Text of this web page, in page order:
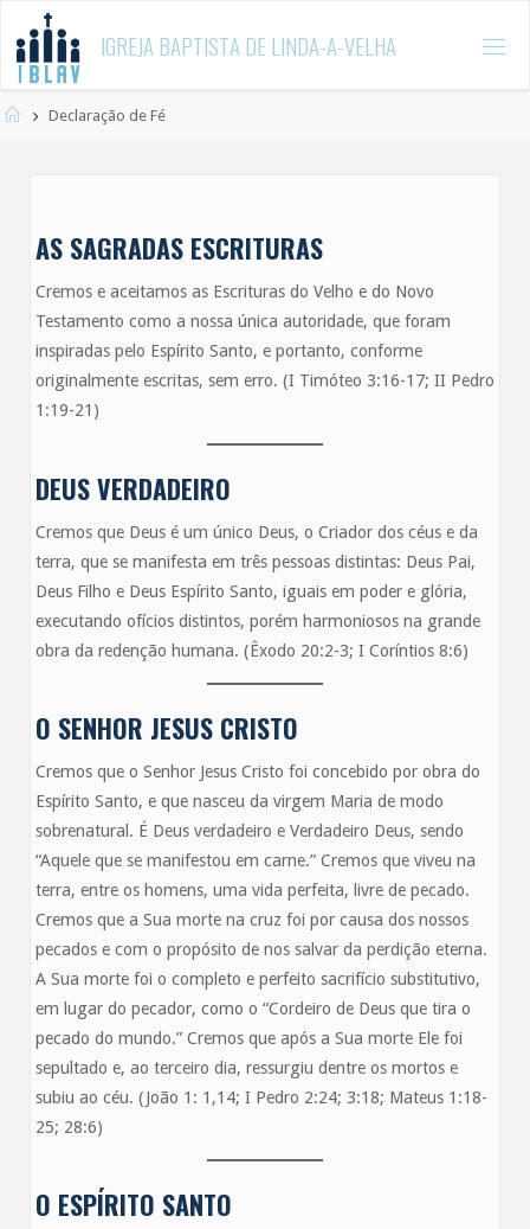
content
IGREJA BAPTISTA DE L INDA-A-VEL HA
HomeDeclaração de Fé
AS SAGRADAS ESCRITURAS
Cremos e aceitamos as Escrituras do Velho e do Novo
Testamento como a nossa única autoridade, que foram
inspiradas pelo Espírito Santo, e portanto, conforme
originalmente escritas, sem erro. (I Timóteo 3:16-17; II Pedro
1:19-21)
DEUS VERDADEIRO
Cremos que Deus é um único Deus, o Criador dos céus e da
terra, que se manifesta em três pessoas distintas: Deus Pai,
Deus Filho e Deus Espírito Santo, iguais em poder e glória,
executando ofícios distintos, porém harmoniosos na grande
obra da redenção humana. (Êxodo 20:2-3; I Coríntios 8:6)
O SENHOR JESUS CRISTO
Cremos que o Senhor Jesus Cristo foi concebido por obra do
Espírito Santo, e que nasceu da virgem Maria de modo
sobrenatural. É Deus verdadeiro e Verdadeiro Deus, sendo
“Aquele que se manifestou em carne.” Cremos que viveu na
terra, entre os homens, uma vida perfeita, livre de pecado.
Cremos que a Sua morte na cruz foi por causa dos nossos
pecados e com o propósito de nos salvar da perdição eterna.
A Sua morte foi o completo e perfeito sacrifício substitutivo,
em lugar do pecador, como o “Cordeiro de Deus que tira o
pecado do mundo.” Cremos que após a Sua morte Ele foi
sepultado e, ao terceiro dia, ressurgiu dentre os mortos e
subiu ao céu. (João 1: 1,14; I Pedro 2:24; 3:18; Mateus 1:18-
25; 28:6)
O ESPÍRITO SANTO